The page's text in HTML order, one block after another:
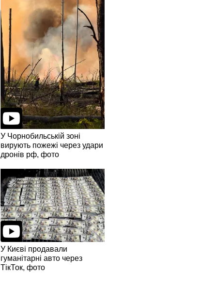
У Чорнобильській зоні
вирують пожежі через удари
дронів рф, фото
У Києві продавали
гуманітарні авто через
ТікТок, фото